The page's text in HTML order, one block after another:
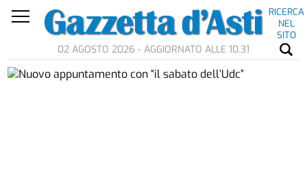
RICERCA
NEL
SITO
02 AGOSTO 2026 - AGGIORNATO ALLE 10.31